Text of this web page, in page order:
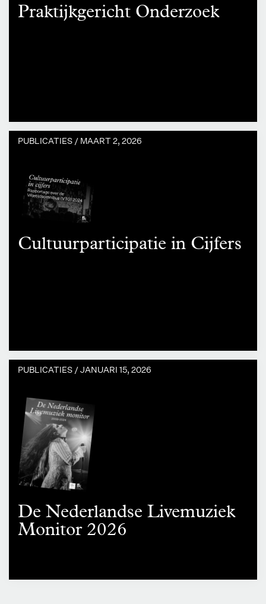
Praktijkgericht Onderzoek
PUBLICATIES / MAART 2, 2026
Cultuurparticipatie in Cijfers
PUBLICATIES /JANUARI 15, 2026
De Nederlandse Livemuziek
Monitor 2026